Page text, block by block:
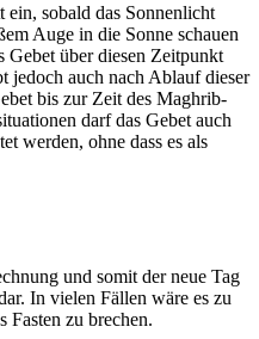
ein, sobald das Sonnenlicht
Auge in die Sonne schauen
Gebet über diesen Zeitpunkt
jedoch auch nach Ablauf dieser
bis zur Zeit des Maghrib-
darf das Gebet auch
werden, ohne dass es als
und somit der neue Tag
In vielen Fällen wäre es zu
Fasten zu brechen.